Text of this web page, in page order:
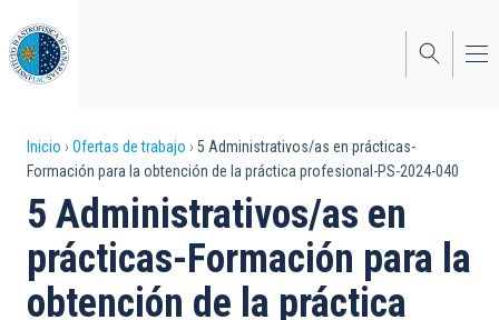
al
contenido
principal
Sobrescribir
enlaces
de
ayuda
a
Inicio Ofertas de trabajo
5 Administrativos/as en prácticas-
Formación para la obtención de la práctica profesional-PS-2024-040
5 Administrativos/as en
prácticas-Formación para la
obtención de la práctica